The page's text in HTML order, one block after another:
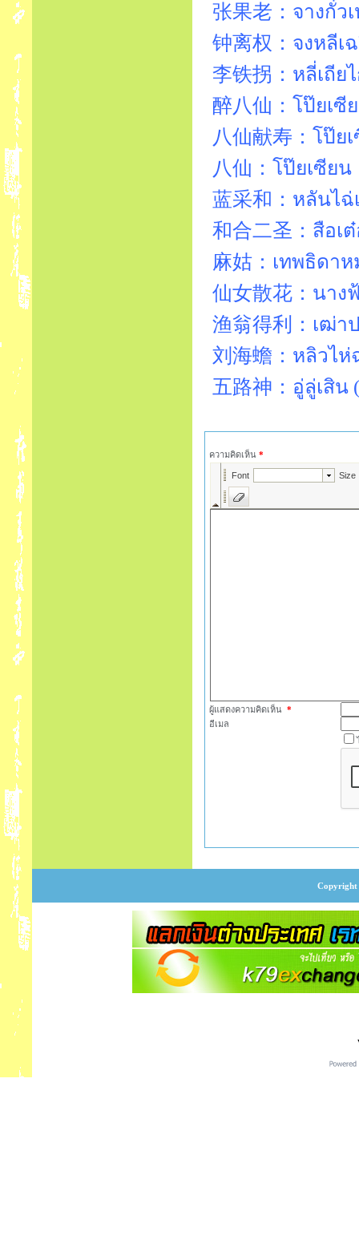
张果老：จางกั๋ว
钟离权：จงหลีเ
李铁拐：หลี่เถีย
醉八仙：โป๊ยเซี
八仙献寿：โป๊ย
八仙：โป๊ยเซียน
蓝采和：หลันไฉ่
和合二圣：สือเ
麻姑：เทพธิดา
仙女散花：นา
渔翁得利：เฒ่า
刘海蟾：หลิวไห่
五路神：อู่ลู่เสิน
ความคิดเห็น *
ผู้แสดงความคิดเห็น *
อีเมล
Copyright